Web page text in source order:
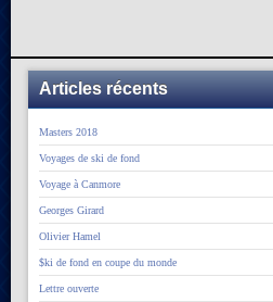
Articles récents
Masters 2018
Voyages de ski de fond
Voyage à Canmore
Georges Girard
Olivier Hamel
$ki de fond en coupe du monde
Lettre ouverte